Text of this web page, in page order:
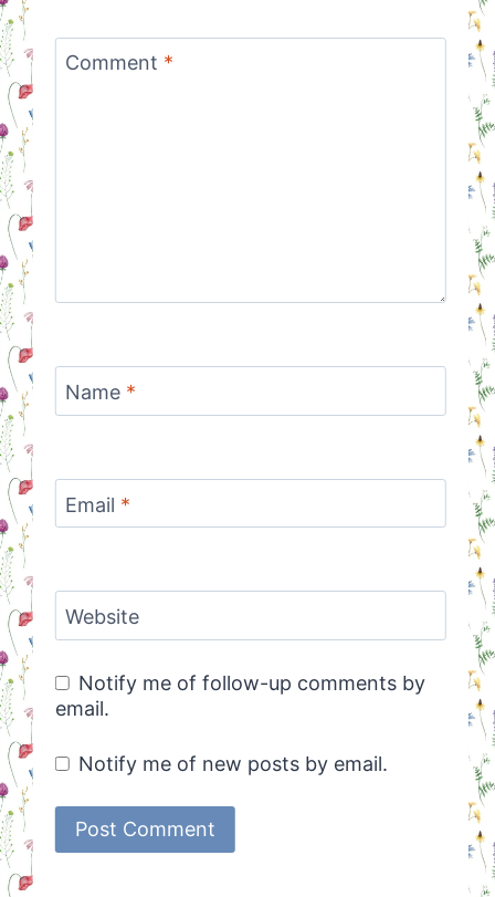
Comment *
Name *
Email *
Website
Notify me of follow-up comments by
email.
Notify me of new posts by email.